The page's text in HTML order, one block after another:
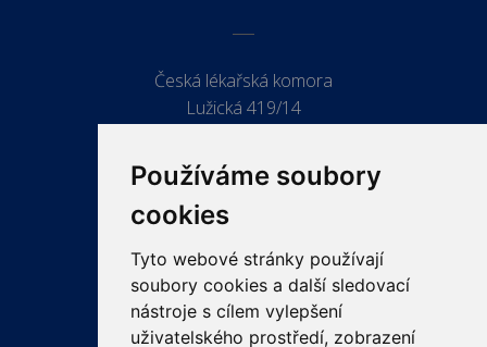
Používáme soubory
cookies
Tyto webové stránky používají
soubory cookies a další sledovací
nástroje s cílem vylepšení
uživatelského prostředí, zobrazení
Česká lékařská komora
Lužická 419/14
ODKAZY
PRO LÉKAŘE